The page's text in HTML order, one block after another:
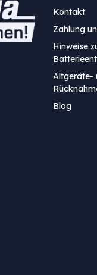
Kontakt
Zahlung
Hinweise
Altgeräte-
Blog